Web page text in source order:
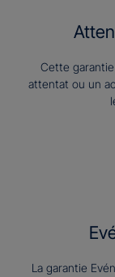
Cette
attentat ou un
La garantie